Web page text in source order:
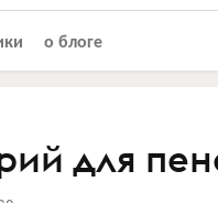
о блоге
для